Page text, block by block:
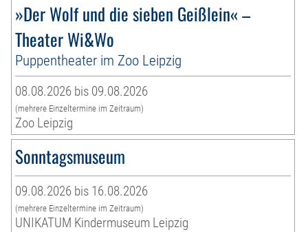
»Der Wolf und die sieben Geißlein« –
Theater Wi&Wo
Puppentheater im Zoo Leipzig
08.08.2026 bis 09.08.2026
(mehrere Einzeltermine im Zeitraum)
Zoo Leipzig
Sonntagsmuseum
09.08.2026 bis 16.08.2026
(mehrere Einzeltermine im Zeitraum)
UNIKATUM Kindermuseum Leipzig